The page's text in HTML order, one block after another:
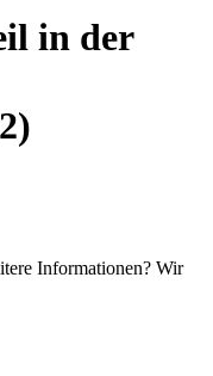
in der
Informationen? Wir